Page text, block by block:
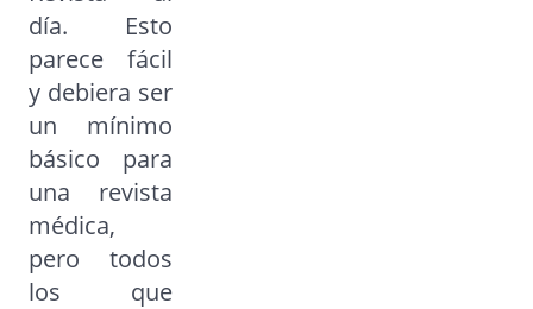
día. Esto
parece fácil
y debiera ser
un mínimo
básico para
una revista
médica,
pero todos
los que